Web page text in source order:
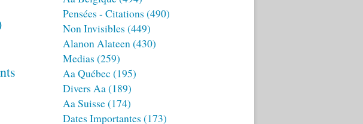
Pensées - Citations (490)
Non Invisibles (449)
Alanon Alateen(430)
Medias (259)
Aa Québec (195)
Divers Aa(189)
Aa Suisse(174)
Dates Importantes (173)